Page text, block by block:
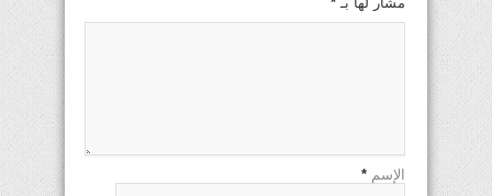
الإسم *